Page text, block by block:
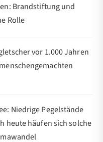
Brandstiftung und
Rolle
vor 1.000 Jahren
Niedrige Pegelstände
heute häufen sich solche